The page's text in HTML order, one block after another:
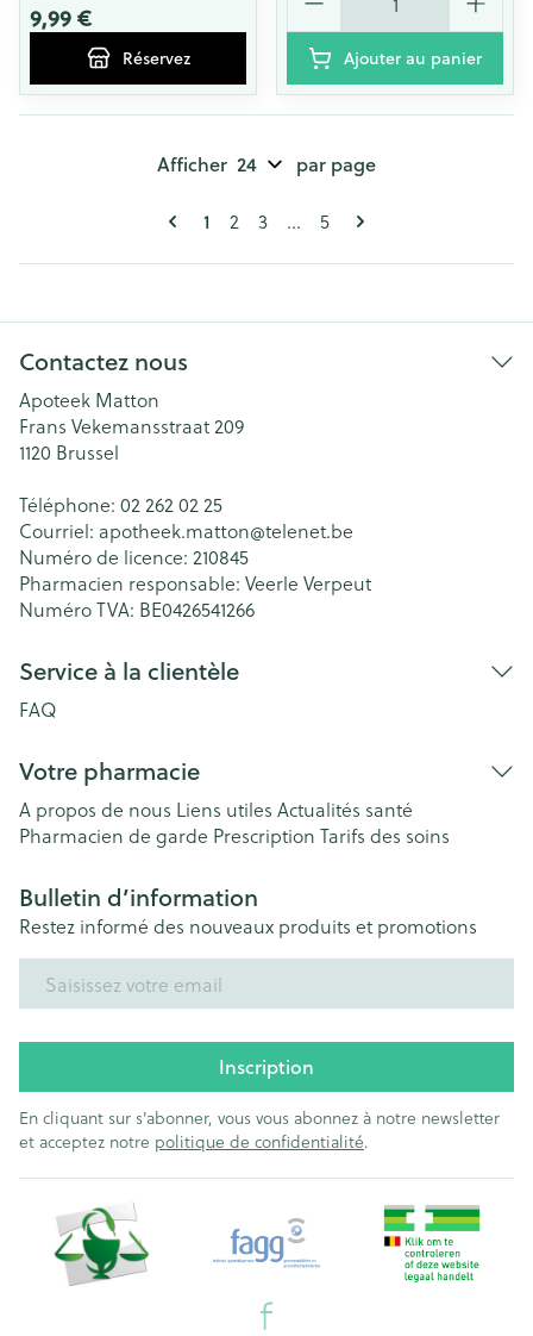
9,99 €
Réservez Ajouter au panier
Pages
Vous lisez actuellement la page
1 Page
2 Page
3 ... Page
5
Afficher par page
Contactez nous
Apoteek Matton
Frans Vekemansstraat 209
1120 Brussel
Téléphone: 02 262 02 25
Courriel: apotheek.matton@telenet.be
Numéro de licence: 210845
Pharmacien responsable: Veerle Verpeut
Numéro TVA: BE0426541266
Service à la clientèle
FAQ
Votre pharmacie
A propos de nous Liens utiles Actualités santé
Pharmacien de garde Prescription Tarifs des soins
Bulletin d’information
Restez informé des nouveaux produits et promotions
Inscription
En cliquant sur s'abonner, vous vous abonnez à notre newsletter
et acceptez notre politique de confidentialité.